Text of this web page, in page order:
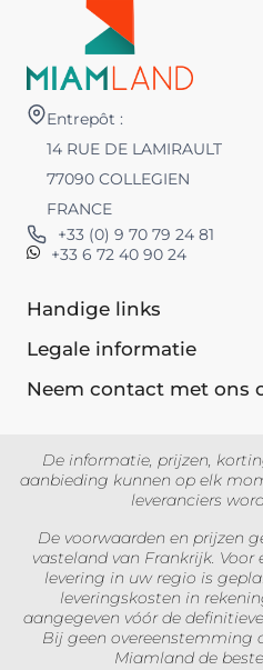
Entrepôt :
14 RUE DE LAMIRAULT
77090 COLLEGIEN
FRANCE
+33 (0) 9 70 79 24 81
+33 6 72 40 90 24
Handige links
Legale informatie
Neem contact met ons
De informatie, prijzen,
aanbieding kunnen op elk
leveranciers
De voorwaarden en prijzen
vasteland van Frankrijk.
levering in uw regio is
leveringskosten in
aangegeven vóór de
Bij geen overeenstemming
Miamland de